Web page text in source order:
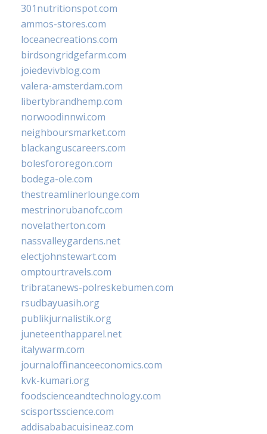
301nutritionspot.com
ammos-stores.com
loceanecreations.com
birdsongridgefarm.com
joiedevivblog.com
valera-amsterdam.com
libertybrandhemp.com
norwoodinnwi.com
neighboursmarket.com
blackanguscareers.com
bolesfororegon.com
bodega-ole.com
thestreamlinerlounge.com
mestrinorubanofc.com
novelatherton.com
nassvalleygardens.net
electjohnstewart.com
omptourtravels.com
tribratanews-polreskebumen.com
rsudbayuasih.org
publikjurnalistik.org
juneteenthapparel.net
italywarm.com
journaloffinanceeconomics.com
kvk-kumari.org
foodscienceandtechnology.com
scisportsscience.com
addisababacuisineaz.com